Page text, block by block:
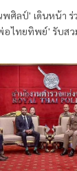
ลป์' เดินหน้า ร่ว
อไทยทิพย์' รับสว